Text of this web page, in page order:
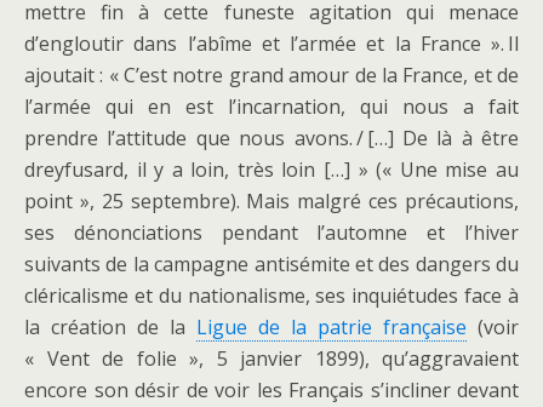
mettre fin à cette funeste agitation qui menace
d’engloutir dans l’abîme et l’armée et la France ». Il
ajoutait : « C’est notre grand amour de la France, et de
l’armée qui en est l’incarnation, qui nous a fait
prendre l’attitude que nous avons. / […] De là à être
dreyfusard, il y a loin, très loin […] » (« Une mise au
point », 25 septembre). Mais malgré ces précautions,
ses dénonciations pendant l’automne et l’hiver
suivants de la campagne antisémite et des dangers du
cléricalisme et du nationalisme, ses inquiétudes face à
la création de la Ligue de la patrie française (voir
« Vent de folie », 5 janvier 1899), qu’aggravaient
encore son désir de voir les Français s’incliner devant